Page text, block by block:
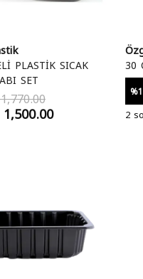
PLASTİK SICAK
SET
30
%
2